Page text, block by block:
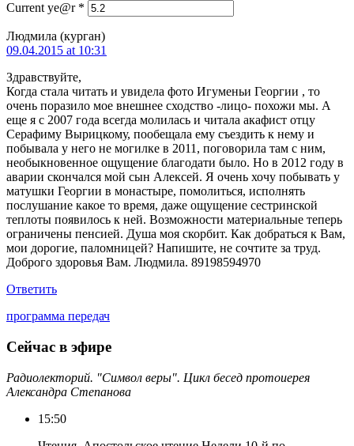
Current ye@r *
Людмила (курган)
09.04.2015 at 10:31
Здравствуйте,
Когда стала читать и увидела фото Игуменьи Георгии , то
очень поразило мое внешнее сходство -лицо- похожи мы. А
еще я с 2007 года всегда молилась и читала акафист отцу
Серафиму Вырицкому, пообещала ему съездить к нему и
побывала у него не могилке в 2011, поговорила там с ним,
необыкновенное ощущение благодати было. Но в 2012 году в
аварии скончался мой сын Алексей. Я очень хочу побывать у
матушки Георгии в монастыре, помолиться, исполнять
послушание какое то время, даже ощущение сестринской
теплоты появилось к ней. Возможности материальные теперь
ограничены пенсией. Душа моя скорбит. Как добраться к Вам,
мои дорогие, паломницей? Напишите, не сочтите за труд.
Доброго здоровья Вам. Людмила. 89198594970
Ответить
программа передач
Сейчас в эфире
Радиолекторий. "Символ веры". Цикл бесед протоиерея
Александра Степанова
15:50